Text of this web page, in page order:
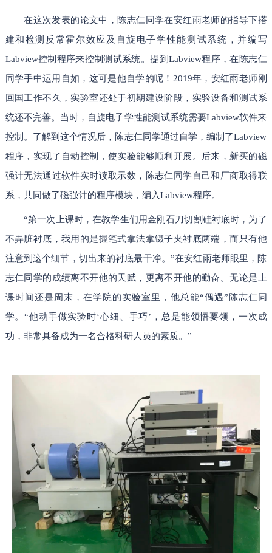
在这次发表的论文中，陈志仁同学在安红雨老师的指导下搭
建和检测反常霍尔效应及自旋电子学性能测试系统，并编写
Labview控制程序来控制测试系统。提到Labview程序，在陈志仁
同学手中运用自如，这可是他自学的呢！2019年，安红雨老师刚
回国工作不久，实验室还处于初期建设阶段，实验设备和测试系
统还不完善。当时，自旋电子学性能测试系统需要Labview软件来
控制。了解到这个情况后，陈志仁同学通过自学，编制了Labview
程序，实现了自动控制，使实验能够顺利开展。后来，新买的磁
强计无法通过软件实时读取示数，陈志仁同学自己和厂商取得联
系，共同做了磁强计的程序模块，编入Labview程序。
“第一次上课时，在教学生们用金刚石刀切割硅衬底时，为了
不弄脏衬底，我用的是握笔式拿法拿镊子夹衬底两端，而只有他
注意到这个细节，切出来的衬底最干净。”在安红雨老师眼里，陈
志仁同学的成绩离不开他的天赋，更离不开他的勤奋。无论是上
课时间还是周末，在学院的实验室里，他总能“偶遇”陈志仁同
学。“他动手做实验时‘心细、手巧’，总是能领悟要领，一次成
功，非常具备成为一名合格科研人员的素质。”